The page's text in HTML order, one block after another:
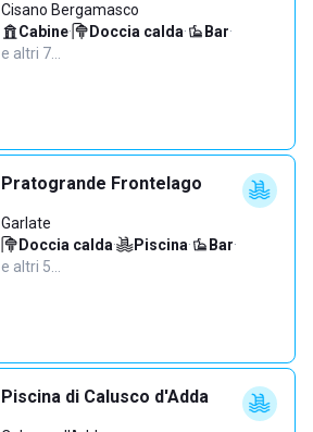
Cisano Bergamasco
Cabine· Doccia calda· Bar·
e altri 7…
Pratogrande Frontelago
Garlate
Doccia calda· Piscina· Bar·
e altri 5…
Piscina di Calusco d'Adda